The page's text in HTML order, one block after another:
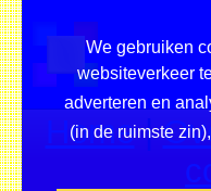
We gebruiken
websiteverkeer
adverteren en
(in de ruimste
Home|